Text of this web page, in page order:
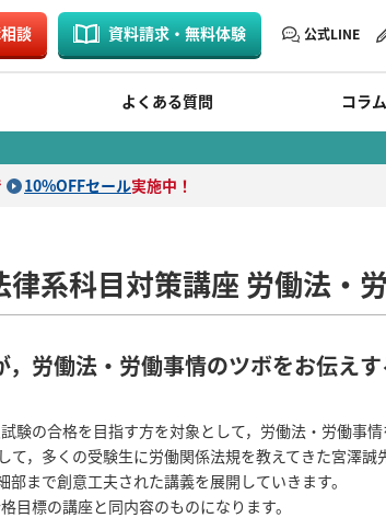
談 資料請求・無料体験 公式LINE
よくある質問 コラム
10%OFFセール実施中！
系科目対策講座 労働法・
労働法・労働事情のツボをお伝えす
験の合格を目指す方を対象として，労働法・労働事情
，多くの受験生に労働関係法規を教えてきた宮澤誠
まで創意工夫された講義を展開していきます。
標の講座と同内容のものになります。